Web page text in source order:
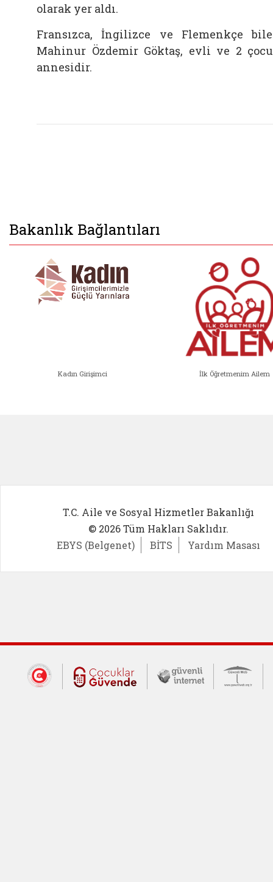
olarak yer aldı.
Fransızca, İngilizce ve Flemenkçe
Mahinur Özdemir Göktaş, evli ve 2
annesidir.
Bakanlık Bağlantıları
Kadın Girişimci İlk Öğretmenim Ailem
T.C. Aile ve Sosyal Hizmetler Bakanlığı
© 2026 Tüm Hakları Saklıdır.
EBYS (Belgenet)
BİTS Yardım Masası
Dış Bağlantılar
Cumhurbaşkanlığı İletişim Merkezi
Çocuklar Güvende (yeni
Güvenli